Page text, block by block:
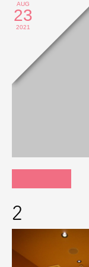
AUG
23
2021
2